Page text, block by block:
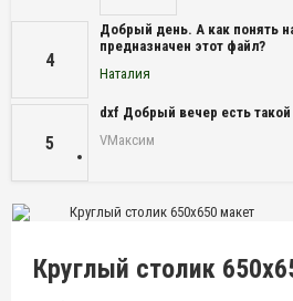
4
Добрый день. А как понять
предназначен этот файл?
Наталия
5
dxf Добрый вечер есть
VМаксим
Круглый столик